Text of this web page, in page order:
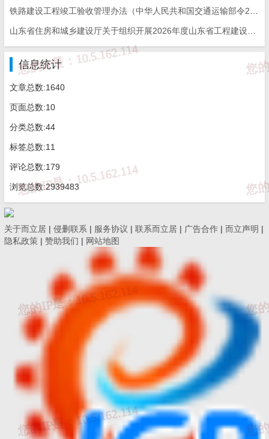
信息统计
文章总数:1640
页面总数:10
分类总数:44
标签总数:11
评论总数:179
浏览总数:2939483
关于而立居 | 侵删联系 | 服务协议 | 联系而立居 | 广告合作 | 而立声明 |
隐私政策 | 赞助我们 | 网站地图